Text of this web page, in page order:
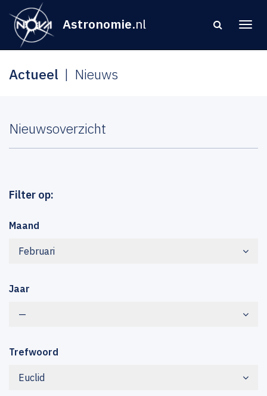
Astronomie.nl
Actueel Nieuws
Nieuwsoverzicht
Filter op:
Maand
Februari
Jaar
—
Trefwoord
Euclid